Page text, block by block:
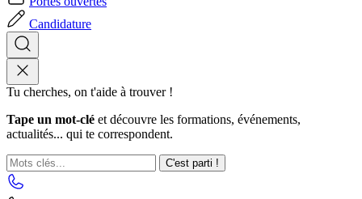
Candidature
Tu cherches, on t'aide à trouver !
Tape un mot-clé et découvre les formations, événements,
actualités... qui te correspondent.
C'est parti !